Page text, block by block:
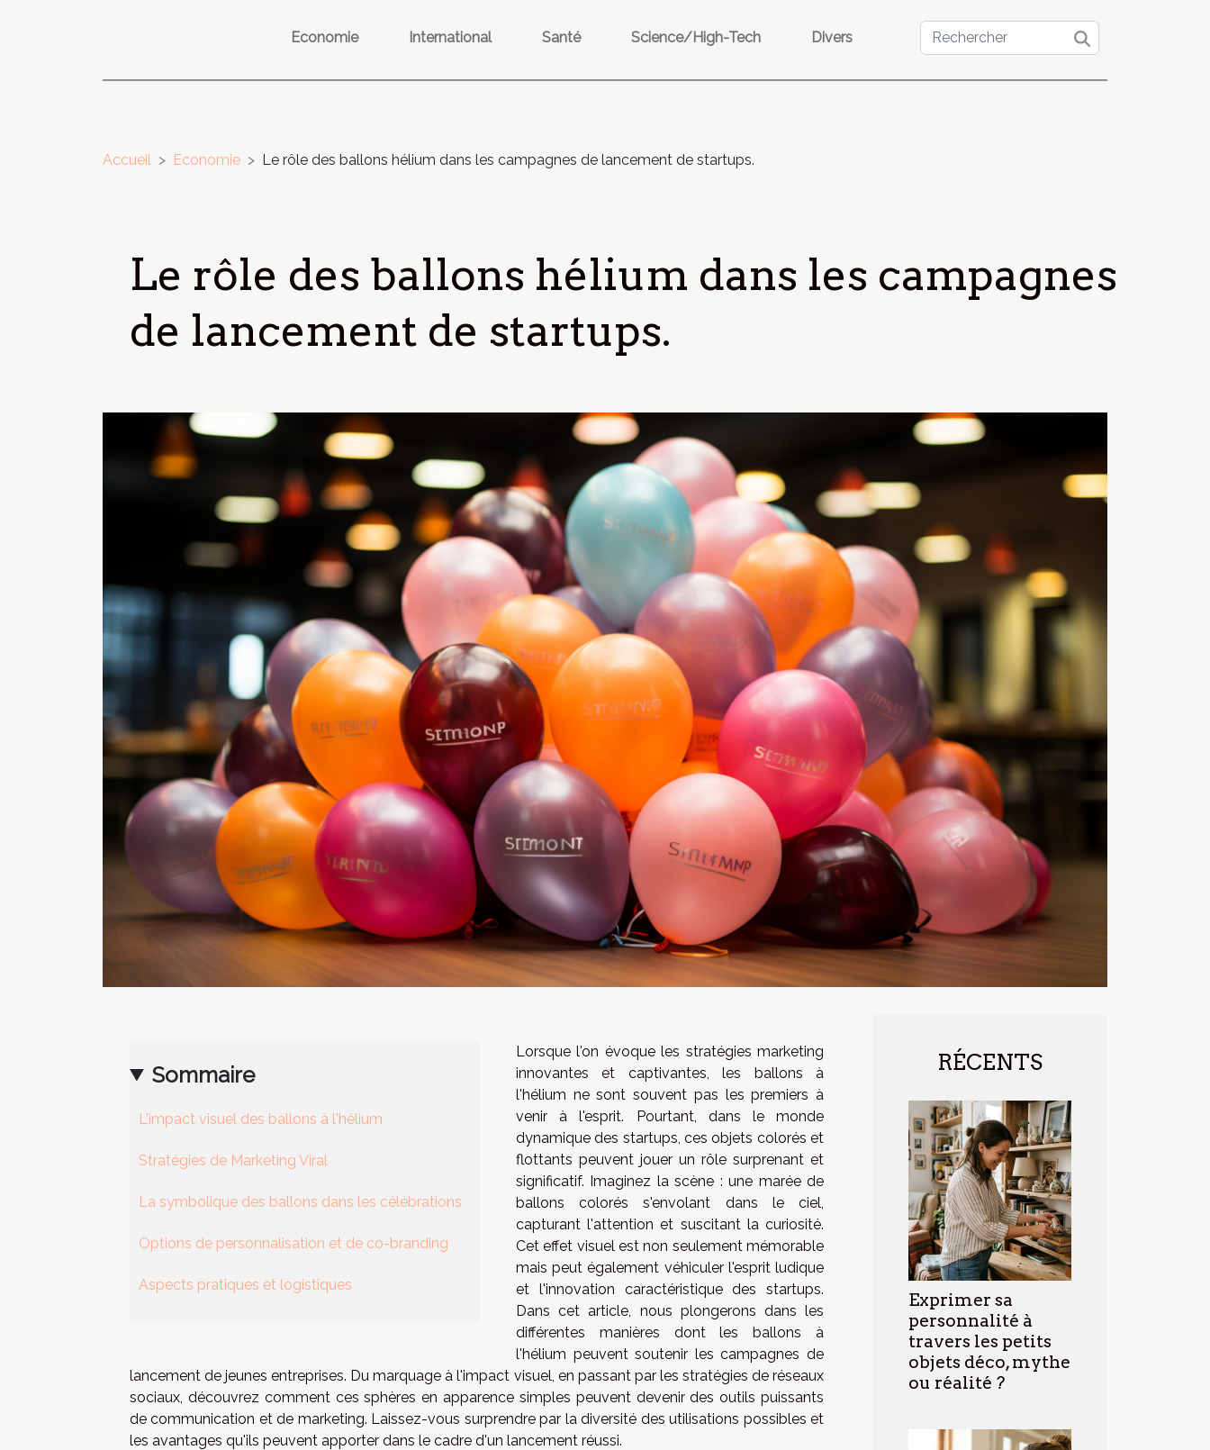
Economie International Santé Science/High-Tech Divers
Accueil Economie Le rôle des ballons hélium dans les campagnes de lancement de startups.
Le rôle des ballons hélium dans les campagnes
de lancement de startups.
Sommaire
L'impact visuel des ballons à l'hélium
Stratégies de Marketing Viral
La symbolique des ballons dans les célébrations
Options de personnalisation et de co-branding
Aspects pratiques et logistiques
Lorsque l'on évoque les stratégies marketing
innovantes et captivantes, les ballons à
l'hélium ne sont souvent pas les premiers à
venir à l'esprit. Pourtant, dans le monde
dynamique des startups, ces objets colorés et
flottants peuvent jouer un rôle surprenant et
significatif. Imaginez la scène : une marée de
ballons colorés s'envolant dans le ciel,
capturant l'attention et suscitant la curiosité.
Cet effet visuel est non seulement mémorable
mais peut également véhiculer l'esprit ludique
et l'innovation caractéristique des startups.
Dans cet article, nous plongerons dans les
différentes manières dont les ballons à
l'hélium peuvent soutenir les campagnes de
lancement de jeunes entreprises. Du marquage à l'impact visuel, en passant par les stratégies de réseaux
sociaux, découvrez comment ces sphères en apparence simples peuvent devenir des outils puissants
de communication et de marketing. Laissez-vous surprendre par la diversité des utilisations possibles et
les avantages qu'ils peuvent apporter dans le cadre d'un lancement réussi.
RÉCENTS
Exprimer sa
personnalité à
travers les petits
objets déco, mythe
ou réalité ?